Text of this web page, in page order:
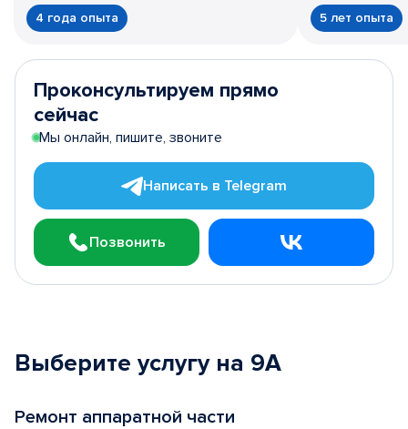
4 года опыта 5 лет опыта
Проконсультируем прямо
сейчас
Мы онлайн, пишите, звоните
Написать в Telegram
Позвонить
Выберите услугу на 9A
Ремонт аппаратной части